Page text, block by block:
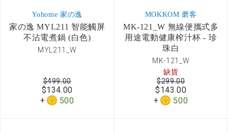
Yohome 家の逸
家の逸 MYL211 智能觸屏
不沾電煮鍋 (白色)
MYL211_W
$134.00
500
$499.00
MOKKOM 磨客
MK-121_W 無線便攜式多
用途電動健康榨汁杯 - 珍
珠白
MK-121_W
缺貨
$143.00
500
$299.00